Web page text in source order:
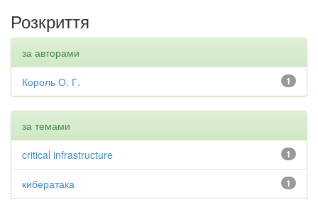
Розкриття
за авторами
1
Король О. Г.
за темами
1
critical infrastructure
1
кибератака